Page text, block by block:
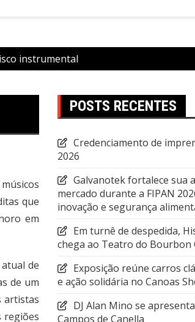
instrumental
que
em
de
de um
artistas
regiões
POSTS RECENTES
Credenciamento de
2026
Galvanotek fortalece sua
mercado durante a FIPAN
inovação e segurança
Em turnê de despedida,
chega ao Teatro do Bourbon
Exposição reúne carros
e ação solidária no Canoas
DJ Alan Mino se
Campos de Canella